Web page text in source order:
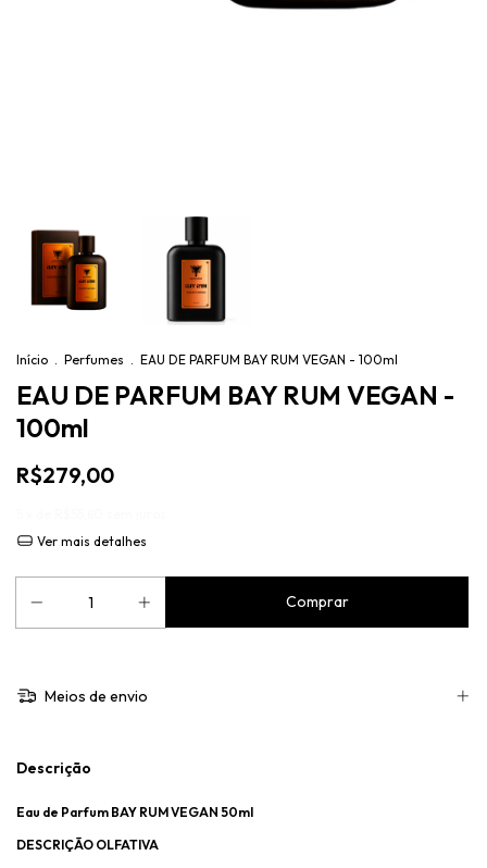
Início Perfumes EAU DE PARFUM BAY RUM VEGAN - 100ml
EAU DE PARFUM BAY RUM VEGAN -
100ml
R$279,00
Ver mais detalhes
Meios de envio
Descrição
Eau de Parfum BAY RUM VEGAN 50ml
DESCRIÇÃO OLFATIVA